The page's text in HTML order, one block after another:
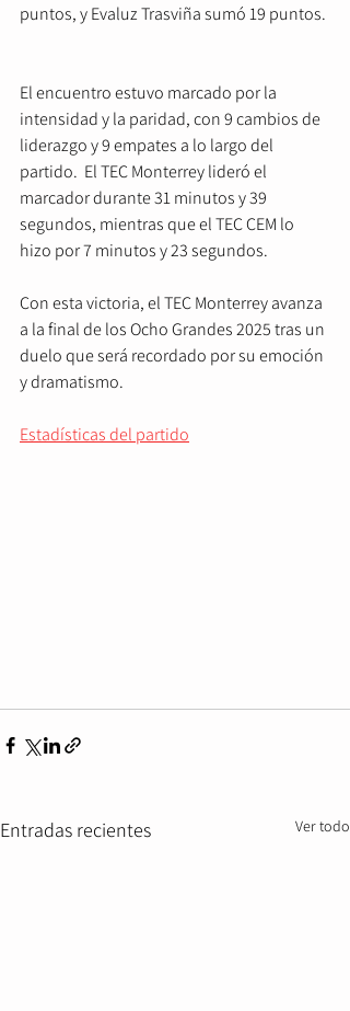
puntos, y Evaluz Trasviña sumó 19 puntos.
El encuentro estuvo marcado por la
intensidad y la paridad, con 9 cambios de
liderazgo y 9 empates a lo largo del
partido.  El TEC Monterrey lideró el
marcador durante 31 minutos y 39
segundos, mientras que el TEC CEM lo
hizo por 7 minutos y 23 segundos.
Con esta victoria, el TEC Monterrey avanza
a la final de los Ocho Grandes 2025 tras un
duelo que será recordado por su emoción
y dramatismo.
Estadísticas del partido
Entradas recientes Ver todo